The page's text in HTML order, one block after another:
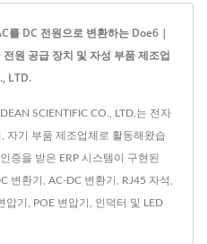
를 DC 전원으로 변환하는 Doe6 |
원 공급 장치 및 자성 부품 제조업
LTD.
SCIENTIFIC CO., LTD.는 전자
자기 부품 제조업체로 활동해왔습
증을 받은 ERP 시스템이 구현된
변환기, AC-DC 변환기, RJ45 자석,
압기, POE 변압기, 인덕터 및 LED